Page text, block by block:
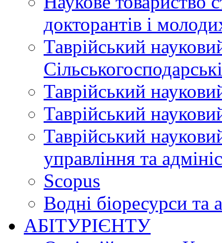
докторантів і
Таврійський
Таврійський
Таврійський
Таврійський
управління та
Scopus
Водні біоресурси та
АБІТУРІЄНТУ